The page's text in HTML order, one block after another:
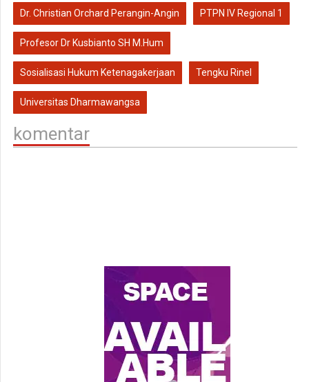
Dr. Christian Orchard Perangin-Angin PTPN IV Regional 1
Profesor Dr Kusbianto SH M.Hum
Sosialisasi Hukum Ketenagakerjaan Tengku Rinel
Universitas Dharmawangsa
komentar